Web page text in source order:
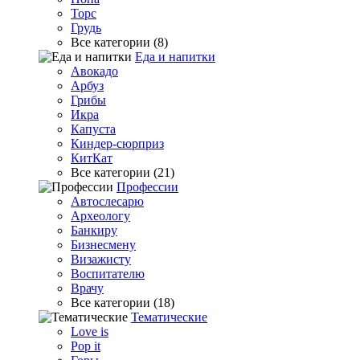
Торс
Грудь
Все категории (8)
Еда и напитки
Авокадо
Арбуз
Грибы
Икра
Капуста
Киндер-сюрприз
КитКат
Все категории (21)
Профессии
Автослесарю
Археологу
Банкиру
Бизнесмену
Визажисту
Воспитателю
Врачу
Все категории (18)
Тематические
Love is
Pop it